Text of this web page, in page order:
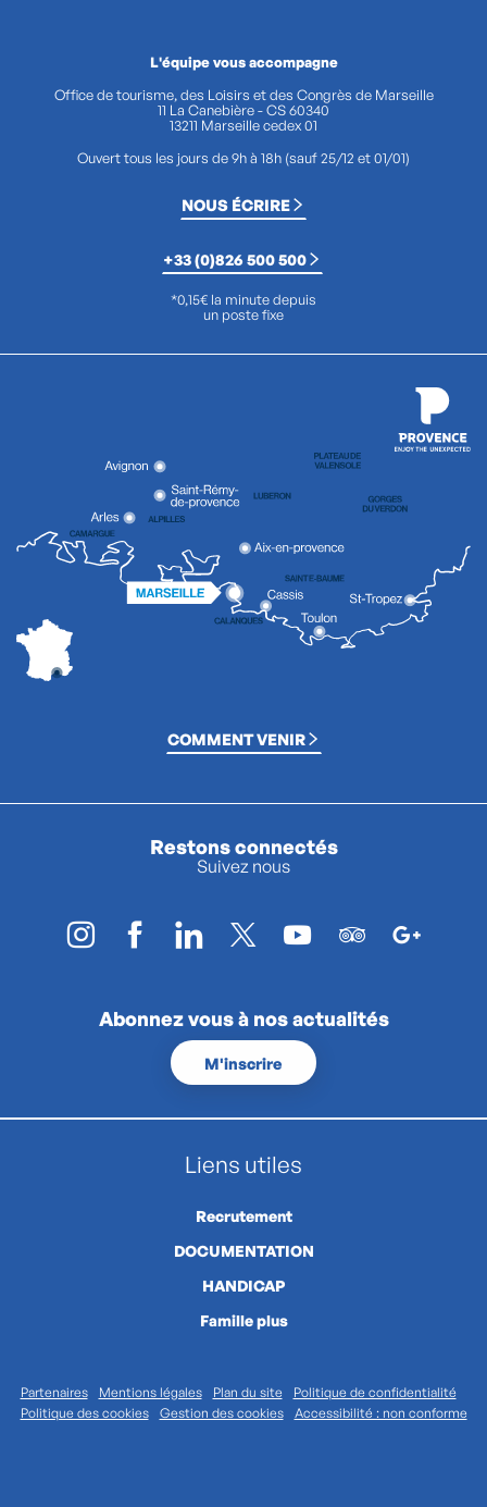
L'équipe vous accompagne
Office de tourisme, des Loisirs et des Congrès de Marseille
11 La Canebière - CS 60340
13211 Marseille cedex 01
Ouvert tous les jours de 9h à 18h (sauf 25/12 et 01/01)
NOUS ÉCRIRE
+33 (0)826 500 500
*0,15€ la minute depuis
un poste fixe
COMMENT VENIR
Restons connectés
Suivez nous
Abonnez vous à nos actualités
M'inscrire
Liens utiles
Recrutement
DOCUMENTATION
HANDICAP
Famille plus
Partenaires Mentions légales Plan du site
Politique de confidentialité
Politique des cookies
Gestion des cookies Accessibilité : non conforme